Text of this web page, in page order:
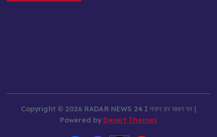
Copyright © 2026 RADAR NEWS 24 I नज़र हर खबर पर |
Powered by Desert Themes